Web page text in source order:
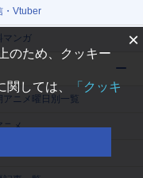
・Vtuber
マンガ
アニメ曜日別一覧
ニメ
×
のため、クッキー
しては、
「クッキ